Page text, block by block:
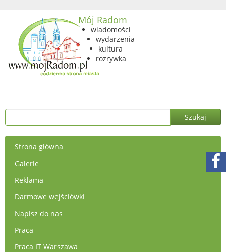
Mój Radom
wiadomości
wydarzenia
kultura
rozrywka
Strona główna
Galerie
Reklama
Darmowe wejściówki
Napisz do nas
Praca
Praca IT Warszawa